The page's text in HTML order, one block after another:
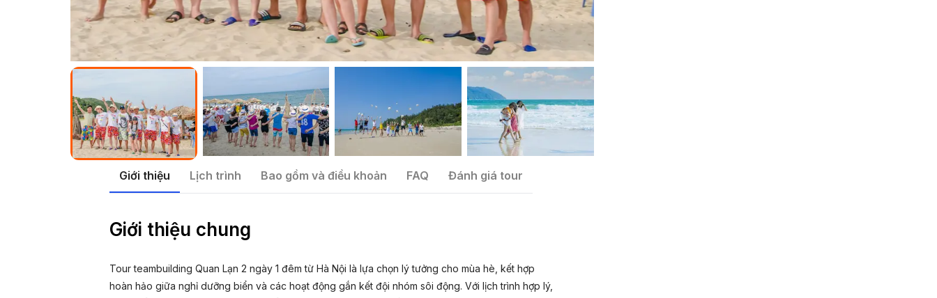
Giới thiệu Lịch trình Bao gồm và điều khoản FAQ Đánh giá tour
Giới thiệu chung
Tour teambuilding Quan Lạn 2 ngày 1 đêm từ Hà Nội là lựa chọn lý tưởng cho mùa hè, kết hợp
hoàn hảo giữa nghỉ dưỡng biển và các hoạt động gắn kết đội nhóm sôi động. Với lịch trình hợp lý,